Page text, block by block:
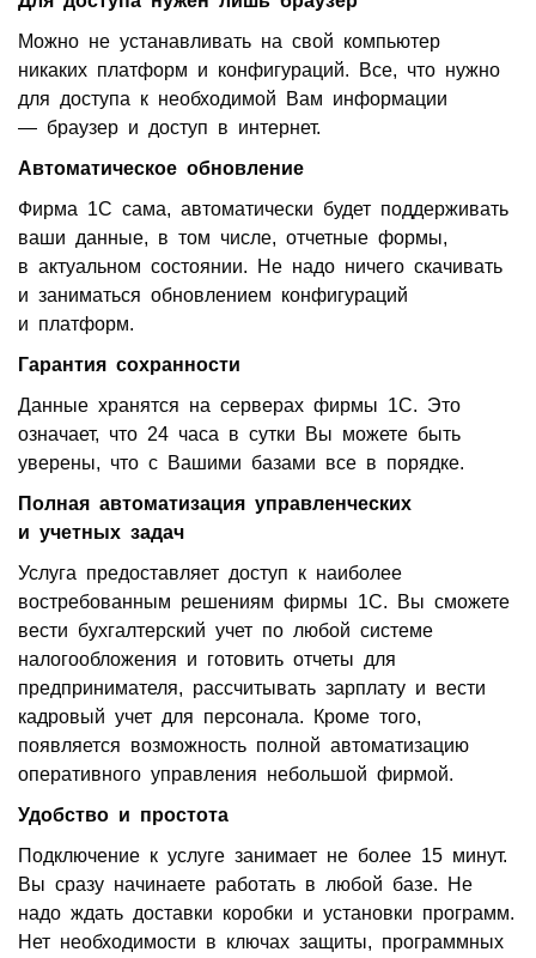
Можно не устанавливать на свой компьютер
никаких платформ и конфигураций. Все, что нужно
для доступа к необходимой Вам информации
— браузер и доступ в интернет.
Автоматическое обновление
Фирма 1С сама, автоматически будет поддерживать
ваши данные, в том числе, отчетные формы,
в актуальном состоянии. Не надо ничего скачивать
и заниматься обновлением конфигураций
и платформ.
Гарантия сохранности
Данные хранятся на серверах фирмы 1С. Это
означает, что 24 часа в сутки Вы можете быть
уверены, что с Вашими базами все в порядке.
Полная автоматизация управленческих
и учетных задач
Услуга предоставляет доступ к наиболее
востребованным решениям фирмы 1С. Вы сможете
вести бухгалтерский учет по любой системе
налогообложения и готовить отчеты для
предпринимателя, рассчитывать зарплату и вести
кадровый учет для персонала. Кроме того,
появляется возможность полной автоматизацию
оперативного управления небольшой фирмой.
Удобство и простота
Подключение к услуге занимает не более 15 минут.
Вы сразу начинаете работать в любой базе. Не
надо ждать доставки коробки и установки программ.
Нет необходимости в ключах защиты, программных